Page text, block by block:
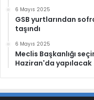
6 Mayıs 2025
GSB yurtlarından
taşındı
6 Mayıs 2025
Meclis Başkanlığı
Haziran'da yapılacak